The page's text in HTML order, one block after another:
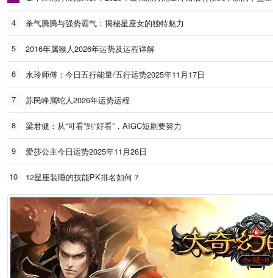
4 杀气腾腾与强势霸气：揭秘星座女的独特魅力
5 2016年属猴人2026年运势及运程详解
6 水玲师傅：今日五行能量/五行运势2025年11月17日
7 苏民峰属蛇人2026年运势运程
8 梁君健：从“可看”到“好看”，AIGC短剧要努力
9 爱莎公主今日运势2025年11月26日
10 12星座装睡的技能PK排名如何？